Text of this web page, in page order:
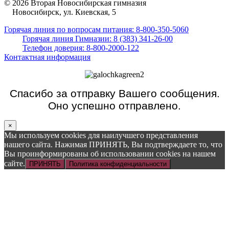
© 2026 Вторая Новосибирская гимназия
Новосибирск, ул. Киевская, 5
Горячая линия по вопросам питания: 8-800-350-5060
Горячая линия Гимназии: 8 (383) 341-26-00
Телефон доверия: 8-800-2000-122
Контактная информация
Спасибо за отправку Вашего сообщения.
Оно успешно отправлено.
×
Мы используем cookies для наилучшего представления
нашего сайта. Нажимая ПРИНЯТЬ, Вы подтверждаете то, что
Вы проинформированы об использовании cookies на нашем
сайте.
ПРИНЯТЬ Политика конфиденциальности